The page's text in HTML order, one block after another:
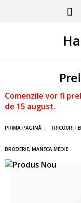
Comenzile vor fi
de 15 august.
PRIMA PAGINĂ TRICOURI
BRODERIE, MANECA MEDIE